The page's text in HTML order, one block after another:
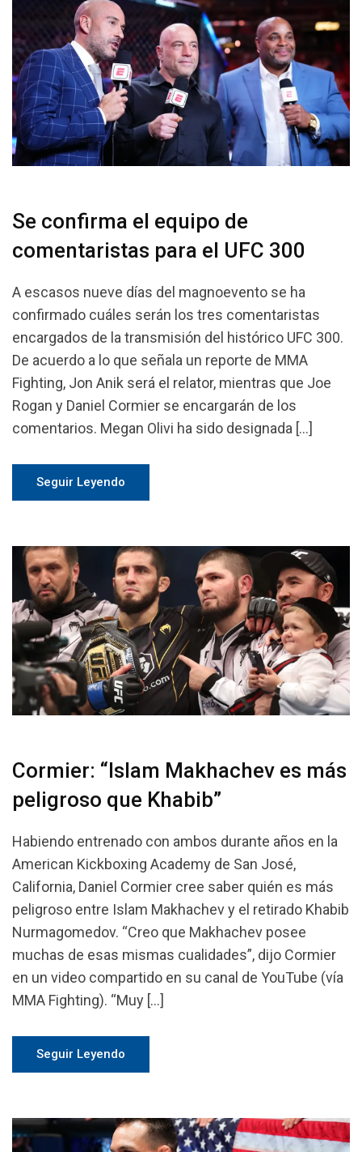
Se confirma el equipo de
comentaristas para el UFC 300
A escasos nueve días del magnoevento se ha
confirmado cuáles serán los tres comentaristas
encargados de la transmisión del histórico UFC 300.
De acuerdo a lo que señala un reporte de MMA
Fighting, Jon Anik será el relator, mientras que Joe
Rogan y Daniel Cormier se encargarán de los
comentarios. Megan Olivi ha sido designada […]
Seguir Leyendo
Cormier: “Islam Makhachev es más
peligroso que Khabib”
Habiendo entrenado con ambos durante años en la
American Kickboxing Academy de San José,
California, Daniel Cormier cree saber quién es más
peligroso entre Islam Makhachev y el retirado Khabib
Nurmagomedov. “Creo que Makhachev posee
muchas de esas mismas cualidades”, dijo Cormier
en un video compartido en su canal de YouTube (vía
MMA Fighting). “Muy […]
Seguir Leyendo